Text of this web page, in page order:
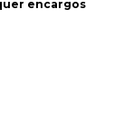
encargos